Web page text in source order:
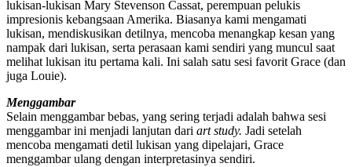
lukisan-lukisan Mary Stevenson Cassat, perempuan pelukis
impresionis kebangsaan Amerika. Biasanya kami mengamati
lukisan, mendiskusikan detilnya, mencoba menangkap kesan yang
nampak dari lukisan, serta perasaan kami sendiri yang muncul saat
melihat lukisan itu pertama kali. Ini salah satu sesi favorit Grace (dan
juga Louie).
Menggambar
Selain menggambar bebas, yang sering terjadi adalah bahwa sesi
menggambar ini menjadi lanjutan dari art study. Jadi setelah
mencoba mengamati detil lukisan yang dipelajari, Grace
menggambar ulang dengan interpretasinya sendiri.